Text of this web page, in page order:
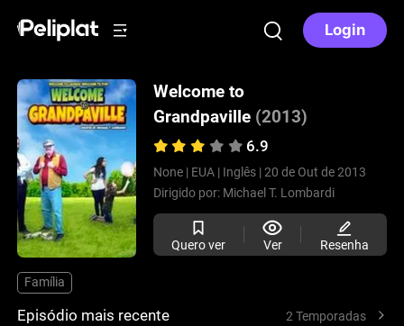
Login
Welcome to
Grandpaville (2013)
6.9
None | EUA | Inglês | 20 de Out de 2013
Dirigido por: Michael T. Lombardi
Quero ver Ver Resenha
Família
Episódio mais recente 2 Temporadas